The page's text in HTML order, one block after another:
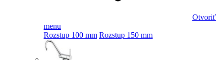
Otvoriť
menu
Rozstup 100 mm Rozstup 150 mm